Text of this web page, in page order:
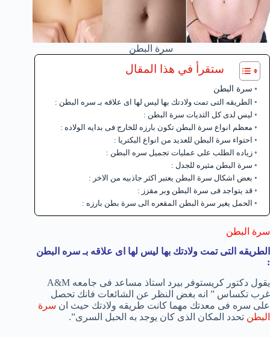
سرة البطن
ستقرأ في هذا المقال
سرة البطن
الطريقه التى تمت ولادتك بها ليس لها اى علاقه بـ سره البطن :
ليس لدى كل الثديات سرة البطن :
معظم انواع سرة البطن تكون بارزه للخارج فى بدايه الولاده :
احتواء سرة البطن للعديد من انواع البكتريا :
زياده الطلب على عمليات تجميل سره البطن :
سرة البطن مثيره للجدل :
بعض اشكال سرة البطن يعتبر اكثر جاذبيه من الاخر :
قد يتواجد فى سرة البطن وبر مقزز :
الحمل يغير سرة البطن المقعره الى سرة بطن بارزه :
سرة البطن
الطريقه التى تمت ولادتك بها ليس لها اى علاقه بـ سره البطن
:
يقول دكتور كريستوفر بيرد استاذ مساعد فى جامعه A&M
غرب تكساس ” انه بغض النظر عن الشائعات فانك تحصل
على سره فى معدتك مهما كانت طريقه ولادتك حيث ان سرة
البطن تحدد المكان الذى كان يوجد به الحبل السرى”.